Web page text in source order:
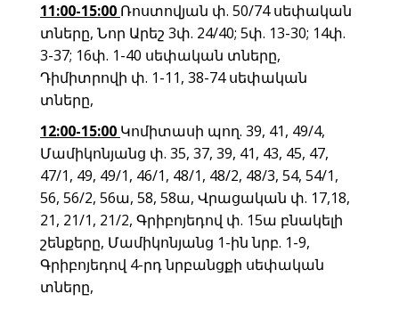
11:00-15:00 Ռոստովյան փ. 50/74 սեփական
տները, Նոր Արեշ 3փ. 24/40; 5փ. 13-30; 14փ.
3-37; 16փ. 1-40 սեփական տները,
Դիմիտրովի փ. 1-11, 38-74 սեփական
տները,
12:00-15:00 Կոմիտասի պող. 39, 41, 49/4,
Մամիկոնյանց փ. 35, 37, 39, 41, 43, 45, 47,
47/1, 49, 49/1, 46/1, 48/1, 48/2, 48/3, 54, 54/1,
56, 56/2, 56ա, 58, 58ա, Վրացական փ. 17,18,
21, 21/1, 21/2, Գրիբոյեդով փ. 15ա բնակելի
շենքերը, Մամիկոնյանց 1-ին նրբ. 1-9,
Գրիբոյեդով 4-րդ նրբանցքի սեփական
տները,